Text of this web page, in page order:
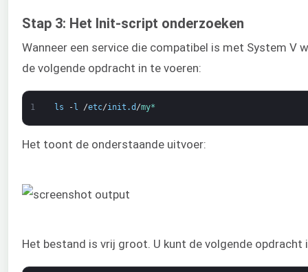
Stap 3: Het Init-script onderzoeken
Wanneer een service die compatibel is met System
de volgende opdracht in te voeren:
1 ls - l /etc/init .d /my*
Het toont de onderstaande uitvoer:
Het bestand is vrij groot. U kunt de volgende opdracht